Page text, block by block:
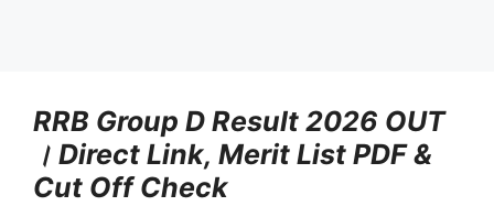
RRB Group D Result 2026 OUT
। Direct Link, Merit List PDF &
Cut Off Check